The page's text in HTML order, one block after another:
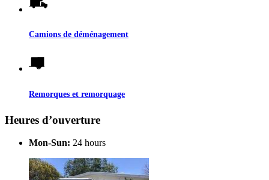
Camions de déménagement
Remorques et remorquage
Heures d’ouverture
Mon-Sun: 24 hours